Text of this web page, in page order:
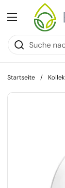
Zum Inhalt springen
Menü öffnen
Startseite /